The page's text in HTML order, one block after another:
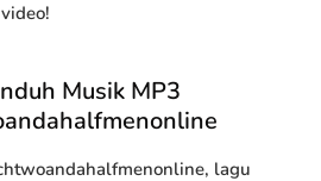
Musik MP3
lagu